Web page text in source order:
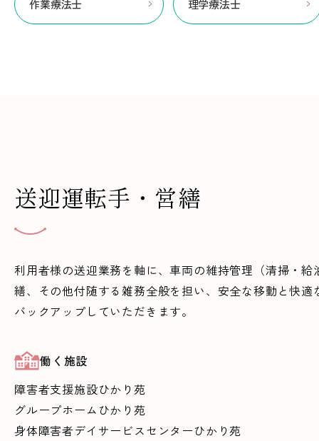
作業療法士 理学療法士
送迎運転手・営繕
利用者様の送迎業務を軸に、車両の維持管理（清掃・給
繕、その他付随する雑務全般を担い、安全な移動と快適
バックアップしていただきます。
働く施設
障害者支援施設ひかり苑
グループホームひかり苑
身体障害者デイサービスセンターひかり苑